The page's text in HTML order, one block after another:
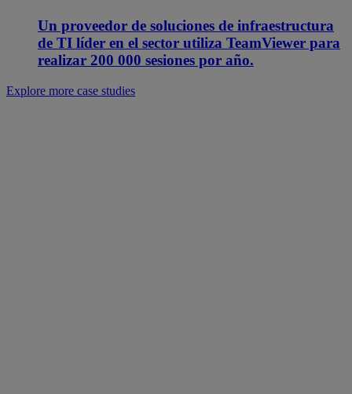
Un proveedor de soluciones de infraestructura
de TI líder en el sector utiliza TeamViewer para
realizar 200 000 sesiones por año.
Explore more case studies